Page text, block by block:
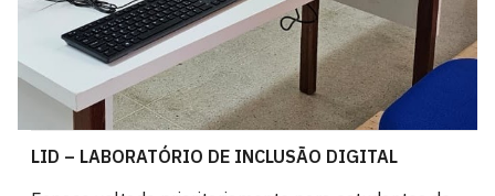
LID – LABORATÓRIO DE INCLUSÃO DIGITAL